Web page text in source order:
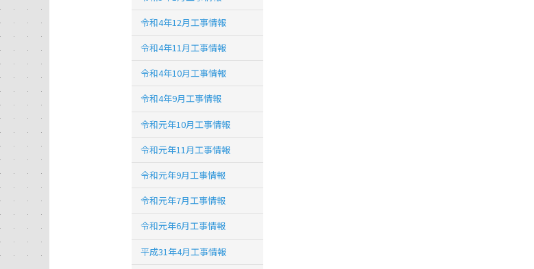
令和4年12月工事情報
令和4年11月工事情報
令和4年10月工事情報
令和4年9月工事情報
令和元年10月工事情報
令和元年11月工事情報
令和元年9月工事情報
令和元年7月工事情報
令和元年6月工事情報
平成31年4月工事情報